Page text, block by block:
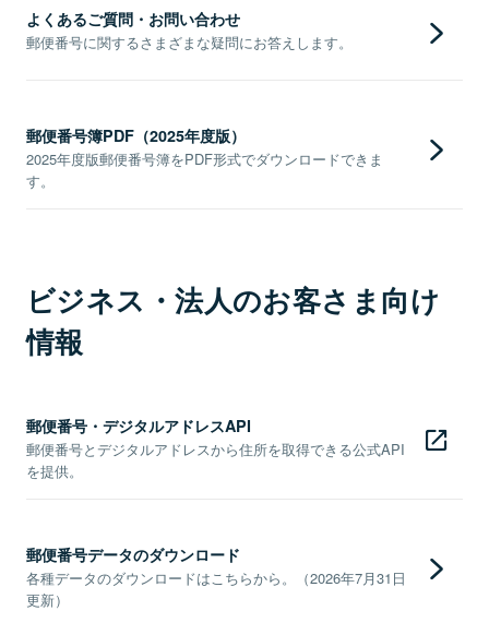
よくあるご質問・お問い合わせ
郵便番号に関するさまざまな疑問にお答えします。
郵便番号簿PDF（2025年度版）
2025年度版郵便番号簿をPDF形式でダウンロードできま
す。
ビジネス・法人のお客さま向け
情報
郵便番号・デジタルアドレスAPI
郵便番号とデジタルアドレスから住所を取得できる公式API
を提供。
郵便番号データのダウンロード
各種データのダウンロードはこちらから。（2026年7月31日
更新）